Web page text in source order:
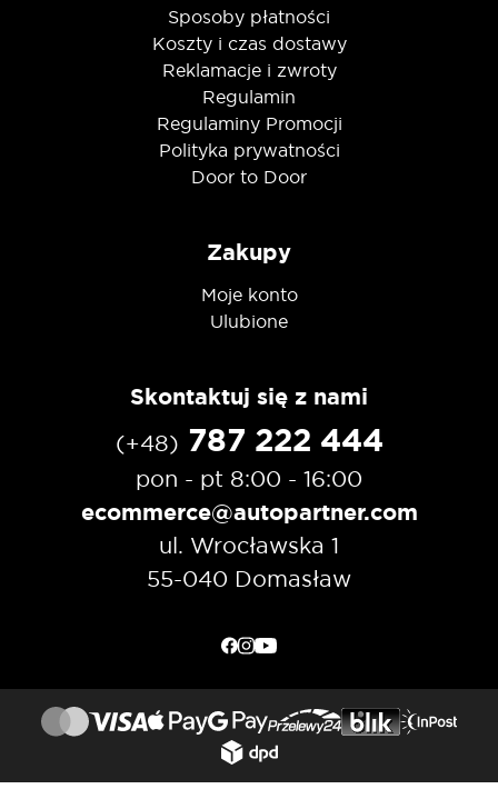
Sposoby płatności
Koszty i czas dostawy
Reklamacje i zwroty
Regulamin
Regulaminy Promocji
Polityka prywatności
Door to Door
Zakupy
Moje konto
Ulubione
Skontaktuj się z nami
(+48) 787 222 444
pon - pt 8:00 - 16:00
ecommerce@autopartner.com
ul. Wrocławska 1
55-040 Domasław